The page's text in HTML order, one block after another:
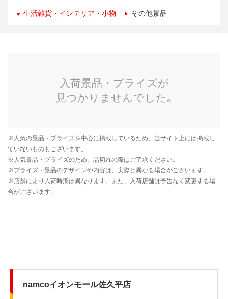
生活雑貨・インテリア・小物 その他景品
namcoイオンモール佐久平店